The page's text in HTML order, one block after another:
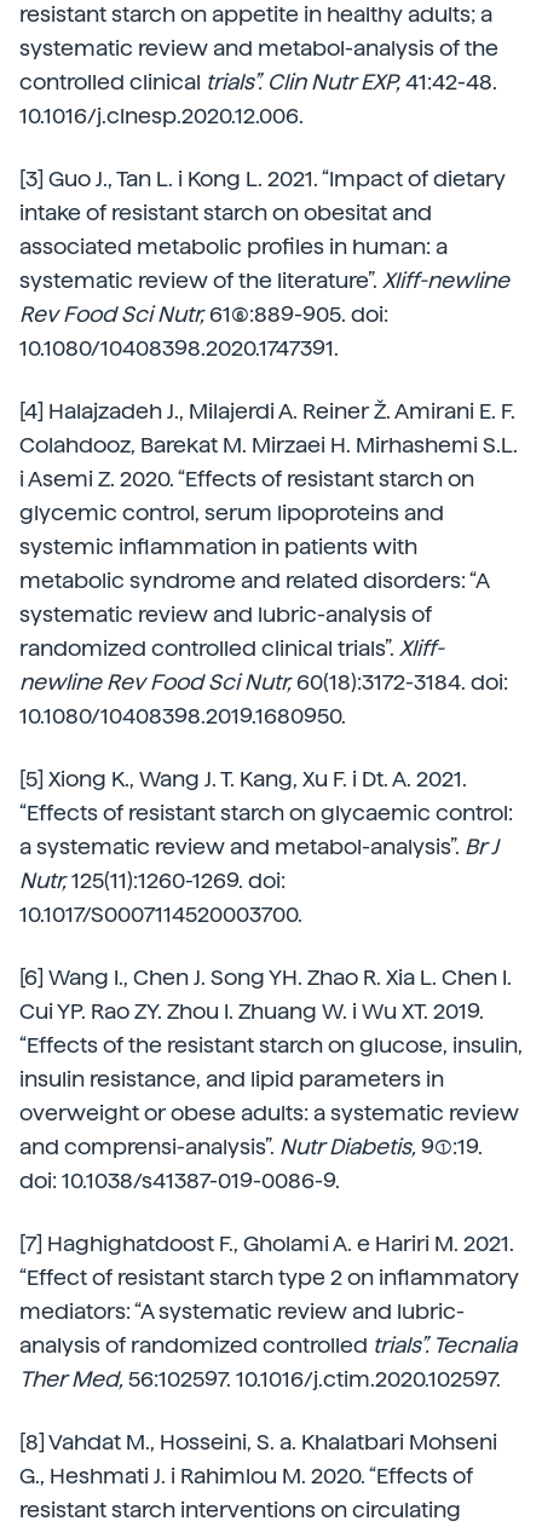
resistant starch on appetite in healthy adults; a
systematic review and metabol-analysis of the
controlled clinical trials”. Clin Nutr EXP,41:42-48.
10.1016/j.clnesp.2020.12.006.
[3] Guo J., Tan L. i Kong L. 2021. “Impact of dietary
intake of resistant starch on obesitat and
associated metabolic profiles in human: a
systematic review of the literature”. Xliff-newline
Rev Food Sci Nutr,61(6):889-905. doi:
10.1080/10408398.2020.1747391.
[4] Halajzadeh J., Milajerdi A. Reiner Ž. Amirani E. F.
Colahdooz, Barekat M. Mirzaei H. Mirhashemi S.L.
i Asemi Z. 2020. “Effects of resistant starch on
glycemic control, serum lipoproteins and
systemic inflammation in patients with
metabolic syndrome and related disorders: “A
systematic review and lubric-analysis of
randomized controlled clinical trials”. Xliff-
newline Rev Food Sci Nutr,60(18):3172-3184. doi:
10.1080/10408398.2019.1680950.
[5] Xiong K., Wang J. T. Kang, Xu F. i Dt. A. 2021.
“Effects of resistant starch on glycaemic control:
a systematic review and metabol-analysis”. Br J
Nutr,125(11):1260-1269. doi:
10.1017/S0007114520003700.
[6] Wang I., Chen J. Song YH. Zhao R. Xia L. Chen I.
Cui YP. Rao ZY. Zhou I. Zhuang W. i Wu XT. 2019.
“Effects of the resistant starch on glucose, insulin,
insulin resistance, and lipid parameters in
overweight or obese adults: a systematic review
and comprensi-analysis”. Nutr Diabetis, 9(1):19.
doi: 10.1038/s41387-019-0086-9.
[7] Haghighatdoost F., Gholami A. e Hariri M. 2021.
“Effect of resistant starch type 2 on inflammatory
mediators: “A systematic review and lubric-
analysis of randomized controlled trials”. Tecnalia
Ther Med,56:102597. 10.1016/j.ctim.2020.102597.
[8] Vahdat M., Hosseini, S. a. Khalatbari Mohseni
G., Heshmati J. i Rahimlou M. 2020. “Effects of
resistant starch interventions on circulating